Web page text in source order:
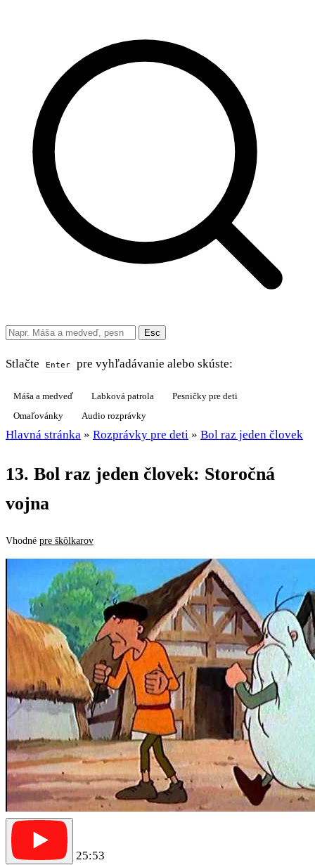
Esc
Stlačte Enter pre vyhľadávanie alebo skúste:
Máša a medveď Labková patrola
Pesničky pre deti
Omaľovánky
Audio rozprávky
Hlavná stránka » Rozprávky pre deti » Bol raz jeden človek
13. Bol raz jeden človek: Storočná
vojna
Vhodné pre škôlkarov
25:53